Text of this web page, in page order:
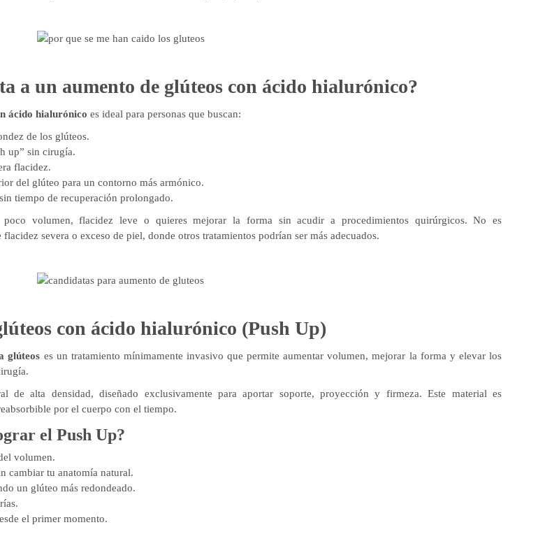
a un aumento de glúteos con ácido hialurónico?
ácido hialurónico es ideal para personas que buscan:
de los glúteos.
up” sin cirugía.
flacidez.
del glúteo para un contorno más armónico.
tiempo de recuperación prolongado.
poco volumen, flacidez leve o quieres mejorar la forma sin acudir a procedimientos quirúrgicos. No es
flacidez severa o exceso de piel, donde otros tratamientos podrían ser más adecuados.
con ácido hialurónico (Push Up)
glúteos es un tratamiento mínimamente invasivo que permite aumentar volumen, mejorar la forma y elevar los
de alta densidad, diseñado exclusivamente para aportar soporte, proyección y firmeza. Este material es
por el cuerpo con el tiempo.
el Push Up?
volumen.
cambiar tu anatomía natural.
un glúteo más redondeado.
el primer momento.